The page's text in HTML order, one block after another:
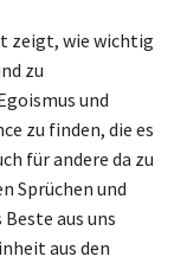
zeigt, wie wichtig
zu
und
zu finden, die es
für andere da zu
Sprüchen und
aus uns
aus den